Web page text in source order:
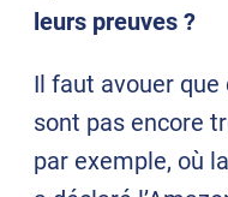
leurs preuves ?
Il faut avouer
sont pas encore
par exemple, où